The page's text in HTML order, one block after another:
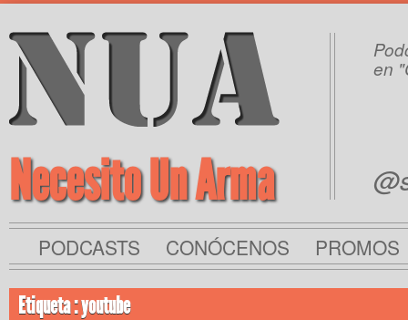
Necesito Un Arma
en
PODCASTS CONÓCENOS PROMOS
Etiqueta : youtube